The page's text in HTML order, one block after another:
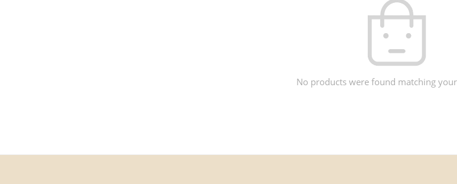
No products were found matching